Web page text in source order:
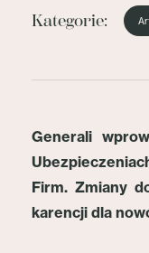
Kategorie:
Generali
Firm. Zmiany
karencji dla